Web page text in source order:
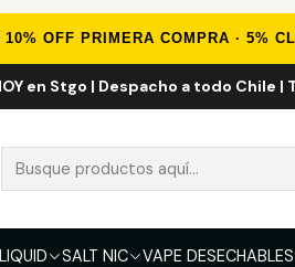
10% OFF PRIMERA COMPRA · 5%
en Stgo | Despacho a todo Chile
SALT NIC VAPE DESECHABLES
1.2